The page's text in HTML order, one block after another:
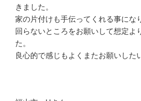
きました。
家の片付けも手伝ってくれる事にな
回らないところをお願いして想定よ
た。
良心的で感じもよくまたお願いした